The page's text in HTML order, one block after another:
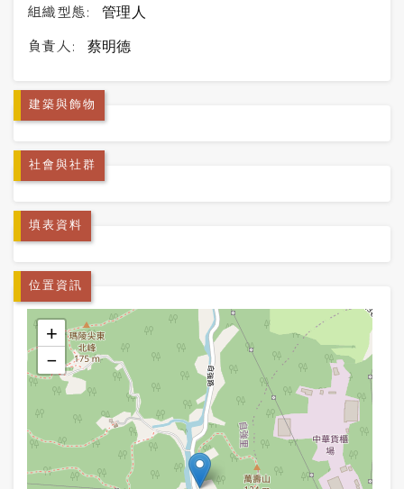
組織型態: 管理人
負責人: 蔡明德
建築與飾物
社會與社群
填表資料
位置資訊
+
−